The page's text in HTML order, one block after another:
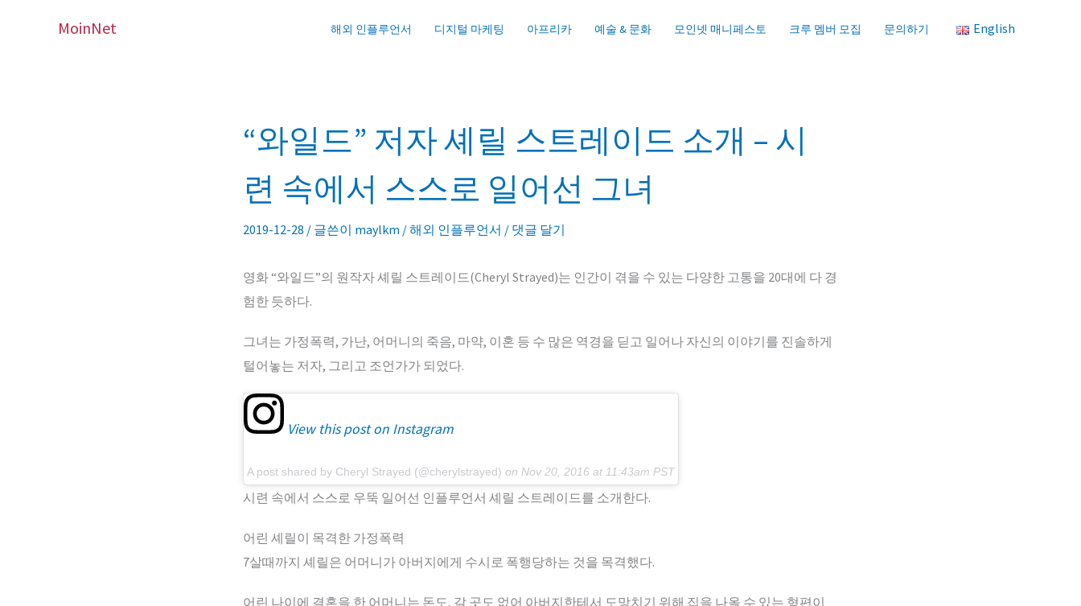
MoinNet 해외 인플루언서 디지털 마케팅 아프리카 예술 & 문화 모인넷 매니페스토 크루 멤버 모집 문의하기 English
“와일드” 저자 셰릴 스트레이드 소개 – 시
련 속에서 스스로 일어선 그녀
2019-12-28 / 글쓴이 maylkm /해외 인플루언서 / 댓글 달기
영화 “와일드”의 원작자 셰릴 스트레이드(Cheryl Strayed)는 인간이 겪을 수 있는 다양한 고통을 20대에 다 경
험한 듯하다.
그녀는 가정폭력, 가난, 어머니의 죽음, 마약, 이혼 등 수 많은 역경을 딛고 일어나 자신의 이야기를 진솔하게
털어놓는 저자, 그리고 조언가가 되었다.
View this post on Instagram
A post shared by Cheryl Strayed (@cherylstrayed) on Nov 20, 2016 at 11:43am PST
시련 속에서 스스로 우뚝 일어선 인플루언서 셰릴 스트레이드를 소개한다.
어린 셰릴이 목격한 가정폭력
7살때까지 셰릴은 어머니가 아버지에게 수시로 폭행당하는 것을 목격했다.
어린 나이에 결혼을 한 어머니는 돈도, 갈 곳도 없어 아버지한테서 도망치기 위해 집을 나올 수 있는 형편이